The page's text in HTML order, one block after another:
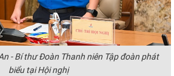
- Bí thư Đoàn Thanh niên Tập đoàn phát
biểu tại Hội nghị